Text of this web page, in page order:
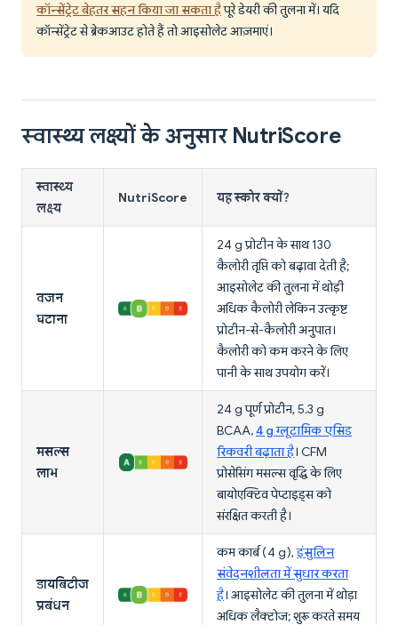
कॉन्सेंट्रेट बेहतर सहन किया जा सकता हैपूरे डेयरी की तुलना में। यदि
कॉन्सेंट्रेट से ब्रेकआउट होते हैं तो आइसोलेट आज़माएं।
स्वास्थ्य लक्ष्यों के अनुसार NutriScore
स्वास्थ्य
लक्ष्य
NutriScore यह स्कोर क्यों?
वजन
घटाना
24 g प्रोटीन के साथ 130
कैलोरी तृप्ति को बढ़ावा देती है;
आइसोलेट की तुलना में थोड़ी
अधिक कैलोरी लेकिन उत्कृष्ट
प्रोटीन-से-कैलोरी अनुपात।
कैलोरी को कम करने के लिए
पानी के साथ उपयोग करें।
मसल्स
लाभ
24 g पूर्ण प्रोटीन, 5.3 g
BCAA,4 g ग्लूटामिक एसिड
रिकवरी बढ़ाता है। CFM
प्रोसेसिंग मसल्स वृद्धि के लिए
बायोएक्टिव पेप्टाइड्स को
संरक्षित करती है।
डायबिटीज
प्रबंधन
कम कार्ब (4 g),इंसुलिन
संवेदनशीलता में सुधार करता
है। आइसोलेट की तुलना में थोड़ा
अधिक लैक्टोज; शुरू करते समय